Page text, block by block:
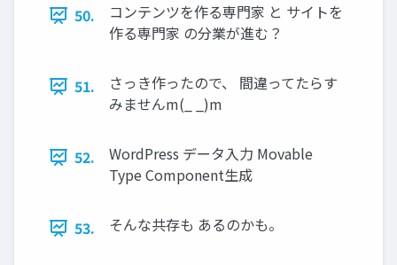
50.
コンテンツを作る専門家 と サイトを
作る専門家 の分業が進む？
51.
さっき作ったので、 間違ってたらす
みませんm(_ _)m
52.
WordPress データ入力 Movable
Type Component生成
53. そんな共存も あるのかも。